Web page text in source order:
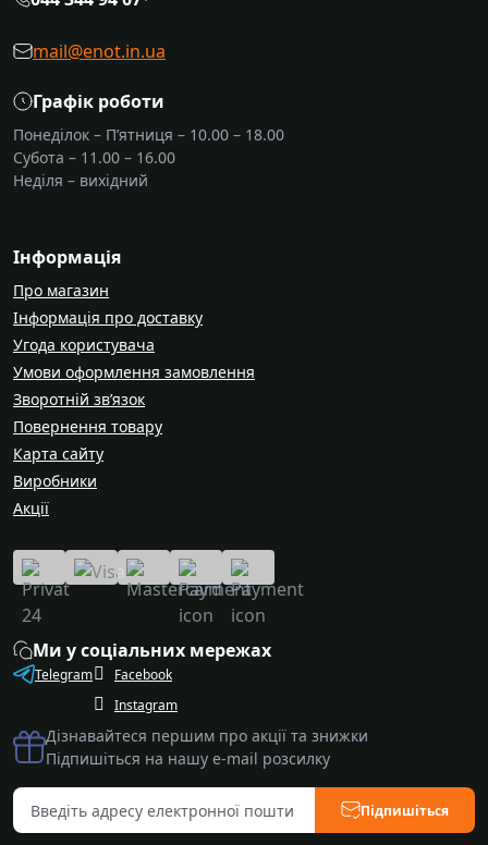
mail@enot.in.ua
Графік роботи
Понеділок – П’ятниця – 10.00 – 18.00
Субота – 11.00 – 16.00
Неділя – вихідний
Інформація
Про магазин
Інформація про доставку
Угода користувача
Умови оформлення замовлення
Зворотній зв’язок
Повернення товару
Карта сайту
Виробники
Акції
Ми у соціальних мережах
Telegram
Facebook
Instagram
Дізнавайтеся першим про акції та знижки
Підпишіться на нашу e-mail розсилку
Підпишіться